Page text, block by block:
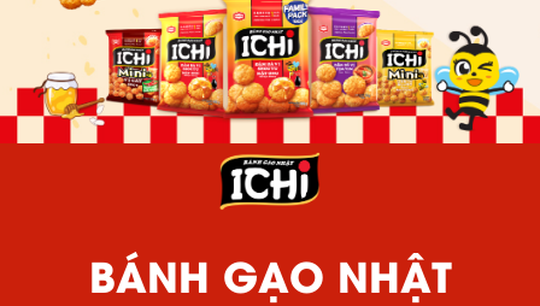
BÁNH GẠO NHẬT